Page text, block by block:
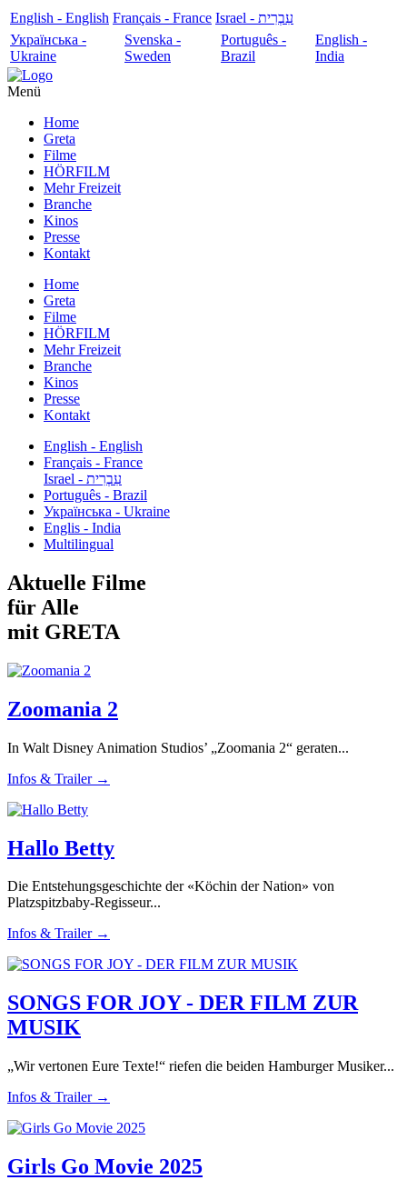
English - English Français - France
עִבְרִית - Israel
Українська -
Ukraine
Svenska -
Sweden
Português -
Brazil
English -
India
Menü
Home
Greta
Filme
HÖRFILM
Mehr Freizeit
Branche
Kinos
Presse
Kontakt
Home
Greta
Filme
HÖRFILM
Mehr Freizeit
Branche
Kinos
Presse
Kontakt
English - English
Français - France
עִבְרִית - Israel
Português - Brazil
Українська - Ukraine
Englis - India
Multilingual
Aktuelle Filme
für Alle
mit GRETA
Zoomania 2
In Walt Disney Animation Studios’ „Zoomania 2“ geraten...
Infos & Trailer →
Hallo Betty
Die Entstehungsgeschichte der «Köchin der Nation» von
Platzspitzbaby-Regisseur...
Infos & Trailer →
SONGS FOR JOY - DER FILM ZUR
MUSIK
„Wir vertonen Eure Texte!“ riefen die beiden Hamburger Musiker...
Infos & Trailer →
Girls Go Movie 2025